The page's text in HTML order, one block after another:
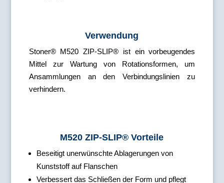
Verwendung
Stoner® M520 ZIP-SLIP® ist ein vorbeugendes
Mittel zur Wartung von Rotationsformen, um
Ansammlungen an den Verbindungslinien zu
verhindern.
M520 ZIP-SLIP® Vorteile
Beseitigt unerwünschte Ablagerungen von
Kunststoff auf Flanschen
Verbessert das Schließen der Form und pflegt